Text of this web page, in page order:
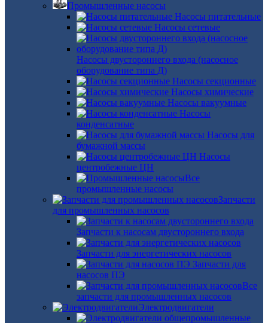
Промышленные насосы
Насосы питательные
Насосы сетевые
Насосы двустороннего входа (насосное
оборудование типа Д)
Насосы секционные
Насосы химические
Насосы вакуумные
Насосы
конденсатные
Насосы для
бумажной массы
Насосы
центробежные ЦН
Все
промышленные насосы
Запчасти
для промышленных насосов
Запчасти к насосам двустороннего входа
Запчасти для энергетических насосов
Запчасти для
насосов ПЭ
Все
запчасти для промышленных насосов
Электродвигатели